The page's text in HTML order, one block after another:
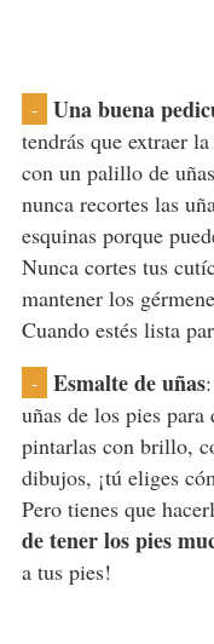
- Una buena
tendrás que extraer
con un palillo de
nunca recortes las
esquinas porque
Nunca cortes tus
mantener los
Cuando estés lista
- Esmalte de uñas
uñas de los pies para
pintarlas con brillo,
dibujos, ¡tú eliges
Pero tienes que
de tener los pies
a tus pies!